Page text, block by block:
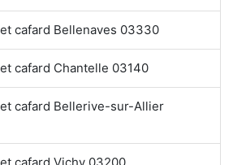
cafard Bellenaves 03330
cafard Chantelle 03140
cafard Bellerive-sur-Allier
cafard Vichy 03200